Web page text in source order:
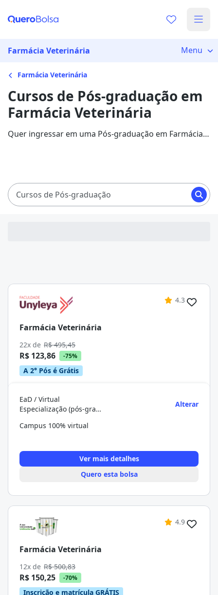
Farmácia Veterinária Menu
Farmácia Veterinária
Cursos de Pós-graduação em
Farmácia Veterinária
Quer ingressar em uma Pós-graduação em Farmácia
Cursos de Pós-graduação
4.3
Farmácia Veterinária
22x de R$ 495,45
R$ 123,86 -75%
A 2° Pós é Grátis
EaD / Virtual
Especialização (pós-graduação)
Alterar
Campus 100% virtual
Ver mais detalhes
Quero esta bolsa
4.9
Farmácia Veterinária
12x de R$ 500,83
R$ 150,25 -70%
Inscrição e matrícula GRÁTIS